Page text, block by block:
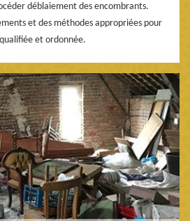
déblaiement des encombrants.
et des méthodes appropriées pour
et ordonnée.